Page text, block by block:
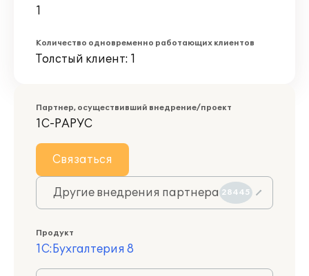
1
Количество одновременно работающих клиентов
Толстый клиент: 1
Партнер, осуществивший внедрение/проект
1С-РАРУС
Связаться
Другие внедрения партнера 28445
Продукт
1С:Бухгалтерия 8